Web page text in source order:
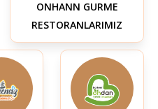
ONHANN GURME
RESTORANLARIMIZ